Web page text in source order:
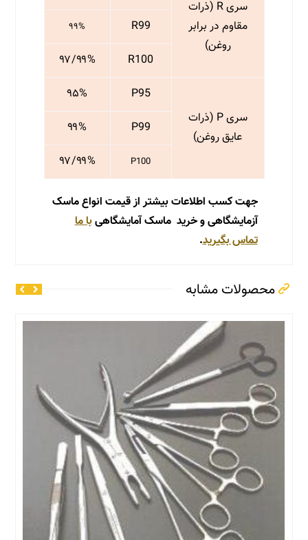
سری R (ذرات
مقاوم در برابر
روغن)
R99
۹۹%
R100 ۹۷/۹۹%
سری P (ذرات
عایق روغن)
P95
۹۵%
P99
۹۹%
P100 ۹۷/۹۹%
جهت کسب اطلاعات بیشتر از قیمت انواع ماسک
آزمایشگاهی و خرید ماسک آمایشگاهیبا ما
تماس بگیرید.
محصولات مشابه